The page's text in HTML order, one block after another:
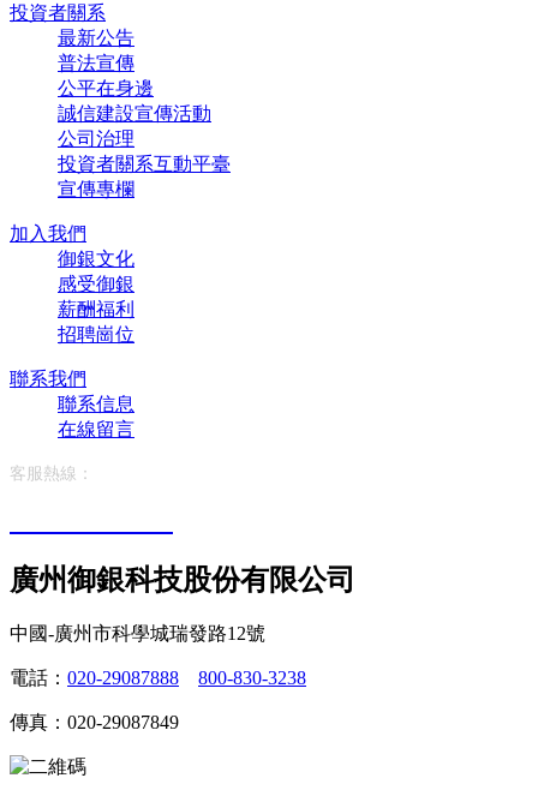
投資者關系
最新公告
普法宣傳
公平在身邊
誠信建設宣傳活動
公司治理
投資者關系互動平臺
宣傳專欄
加入我們
御銀文化
感受御銀
薪酬福利
招聘崗位
聯系我們
聯系信息
在線留言
客服熱線：
廣州御銀科技股份有限公司
中國-廣州市科學城瑞發路12號
電話： 020-29087888 800-830-3238
傳真：020-29087849